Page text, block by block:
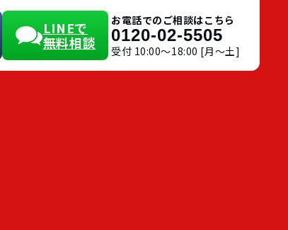
LINEで
無料相談
お電話でのご相談はこちら
0120-02-5505
受付 10:00〜18:00 [月～土]